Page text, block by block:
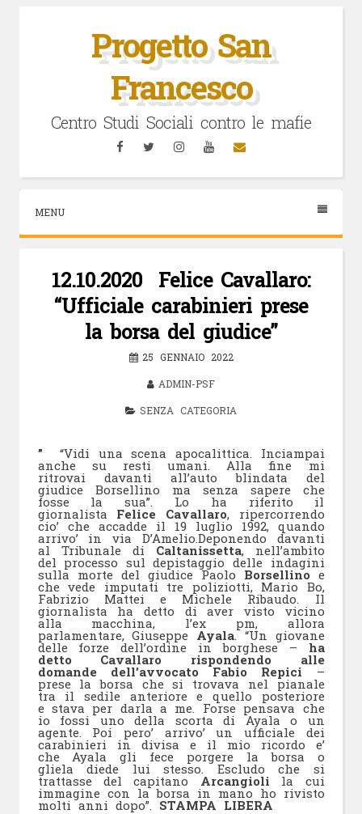
Progetto San
Francesco
Centro Studi Sociali contro le mafie
FacebookTwitterInstagramYouTubeEmail
MENU
12.10.2020 Felice Cavallaro:
“Ufficiale carabinieri prese
la borsa del giudice”
25 GENNAIO 2022
ADMIN-PSF
SENZA CATEGORIA
” “Vidi una scena apocalittica. Inciampai
anche su resti umani. Alla fine mi
ritrovai davanti all’auto blindata del
giudice Borsellino ma senza sapere che
fosse la sua”. Lo ha riferito il
giornalista Felice Cavallaro, ripercorrendo
cio’ che accadde il 19 luglio 1992, quando
arrivo’ in via D’Amelio.Deponendo davanti
al Tribunale di Caltanissetta, nell’ambito
del processo sul depistaggio delle indagini
sulla morte del giudice Paolo Borsellino e
che vede imputati tre poliziotti, Mario Bo,
Fabrizio Mattei e Michele Ribaudo. Il
giornalista ha detto di aver visto vicino
alla macchina, l’ex pm, allora
parlamentare, Giuseppe Ayala. “Un giovane
delle forze dell’ordine in borghese – ha
detto Cavallaro rispondendo alle
domande dell’avvocato Fabio Repici –
prese la borsa che si trovava nel pianale
tra il sedile anteriore e quello posteriore
e stava per darla a me. Forse pensava che
io fossi uno della scorta di Ayala o un
agente. Poi pero’ arrivo’ un ufficiale dei
carabinieri in divisa e il mio ricordo e’
che Ayala gli fece porgere la borsa o
gliela diede lui stesso. Escludo che si
trattasse del capitano Arcangioli la cui
immagine con la borsa in mano ho rivisto
molti anni dopo”. STAMPA LIBERA